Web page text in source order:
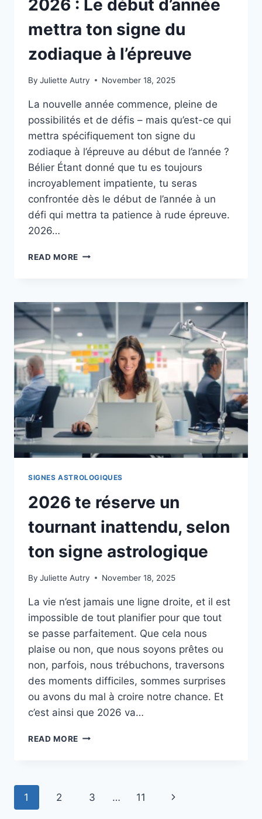
2026 : Le début d’année
mettra ton signe du
zodiaque à l’épreuve
By Juliette Autry November 18, 2025
La nouvelle année commence, pleine de
possibilités et de défis – mais qu’est-ce qui
mettra spécifiquement ton signe du
zodiaque à l’épreuve au début de l’année ?
Bélier Étant donné que tu es toujours
incroyablement impatiente, tu seras
confrontée dès le début de l’année à un
défi qui mettra ta patience à rude épreuve.
2026…
READ MORE 2026
D’ANNÉE
METTRA
SIGNE
DU
ZODIAQUE
À
L’ÉPREUVE
SIGNES ASTROLOGIQUES
2026 te réserve un
tournant inattendu, selon
ton signe astrologique
By Juliette Autry November 18, 2025
La vie n’est jamais une ligne droite, et il est
impossible de tout planifier pour que tout
se passe parfaitement. Que cela nous
plaise ou non, que nous soyons prêtes ou
non, parfois, nous trébuchons, traversons
des moments difficiles, sommes surprises
ou avons du mal à croire notre chance. Et
c’est ainsi que 2026 va…
READ MORE 2026
INATTENDU,
Page
1 2 3 … 11
Next